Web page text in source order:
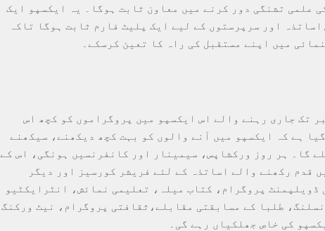
علمی تشنگی دور کرنے میں معاون ثابت ہوگا۔ یہ ایکسپو ایک
اور سرپرستوں کے لیے ایک پلیٹ فارم ثابت ہوگا تاکہ
میں اپنے مستقبل کی راہ کا تعین کرسکے۔
سے 22 دسمبر تک جاری رہنے والے اس ایکسپو میں پروگراموں کو کچھ اس
ہے کہ ایکسپو میں آنے والوں کو بہت کچھ دیکھنے، سیکھنے
گا۔ ہر روز ورکشاپس، سیمینار اور کانفرنسیں ہونگی، اس کے
قدم رکھنے والے اساتذہ کے لئے فریشر کورسیز اور دیگر
ڈویلپمنٹ پروگرام، کتاب میلہ، تعلیمی نمائش، انٹرایکٹیو
طلبا کے مسابقتی مقابلے،ثقافتی پروگرام، نیٹ ورکنگ
کی خاص جھلکیاں رہے گی۔